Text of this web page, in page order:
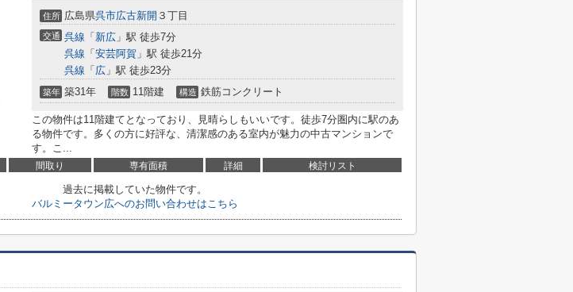
住所 広島県呉市広古新開 ３丁目
交通 呉線 「 新広 」駅 徒歩7分
呉線 「 安芸阿賀 」駅 徒歩21分
呉線 「 広 」駅 徒歩23分
築年 築31年 階数 11階建 構造 鉄筋コンクリート
この物件は11階建てとなっており、見晴らしもいいです。徒歩7分圏内に駅のあ
る物件です。多くの方に好評な、清潔感のある室内が魅力の中古マンションで
す。こ...
間取り 専有面積 詳細 検討リスト
過去に掲載していた物件です。
バルミータウン広へのお問い合わせはこちら